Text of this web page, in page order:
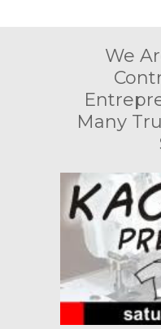
We
Many